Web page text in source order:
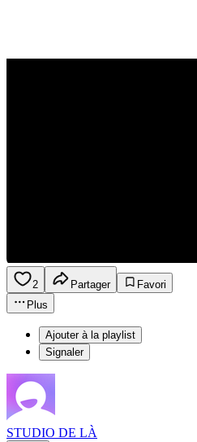
2 Partager
Favori
Plus
Ajouter à la playlist
Signaler
STUDIO DE LÀ